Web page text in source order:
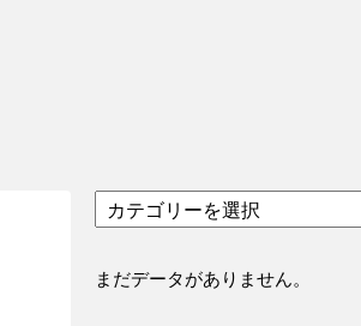
テ
リ
まだデータがありません。